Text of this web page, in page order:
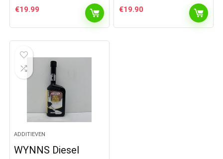
€19.99 €19.90
ADDITIEVEN
WYNNS Diesel